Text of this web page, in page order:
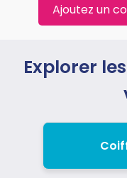
Ajoutez un
Explorer